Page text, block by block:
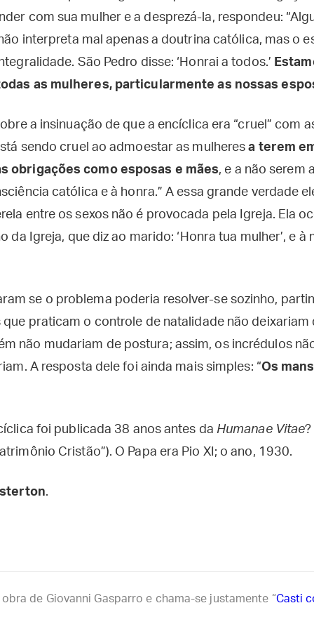
com sua mulher e a desprezá-la, respondeu:
interpreta mal apenas a doutrina católica, mas o
São Pedro disse: ‘Honrai a todos.’
as mulheres, particularmente as nossas
a insinuação de que a encíclica era “cruel” com
sendo cruel ao admoestar as mulheresa terem
obrigações como esposas e mães, e a não serem
católica e à honra.” A essa grande verdade
entre os sexos não é provocada pela Igreja. Ela
da Igreja, que diz ao marido: ‘Honra tua mulher’, e à
se o problema poderia resolver-se sozinho,
que praticam o controle de natalidade não deixariam
não mudariam de postura; assim, os incrédulos
A resposta dele foi ainda mais simples: “Os
foi publicada 38 anos antes da Humanae Vitae
Cristão”). O Papa era Pio XI; o ano, 1930.
.
de Giovanni Gasparro e chama-se justamente “Casti